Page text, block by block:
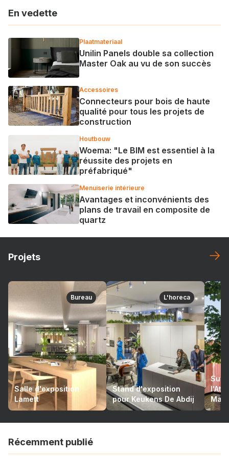
En vedette
Plaatmateriaal
Unilin Panels double sa collection
Master Oak au vu de son succès
Accessoires
Connecteurs pour bois de haute
qualité pour tous les projets de
construction
Houtbouw
Woema: "Le BIM est essentiel à la
réussite des projets en
préfabriqué"
Menuiserie intérieure
Avantages et inconvénients des
plans de travail en composite de
quartz
Projets
Bureau
Salle d'exposition
Lamett
L'horeca
Stand d'exposition
pour Keukens De Abdij
Récemment publié